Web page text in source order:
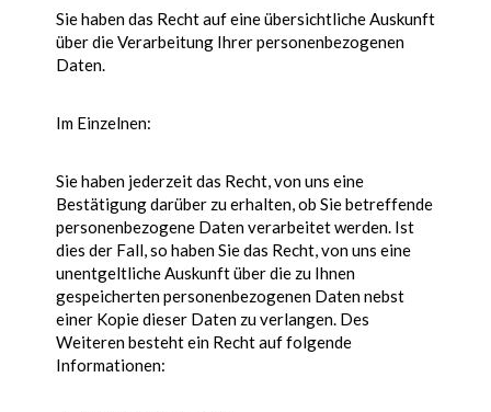
Sie haben das Recht auf eine übersichtliche Auskunft
über die Verarbeitung Ihrer personenbezogenen
Daten.
Im Einzelnen:
Sie haben jederzeit das Recht, von uns eine
Bestätigung darüber zu erhalten, ob Sie betreffende
personenbezogene Daten verarbeitet werden. Ist
dies der Fall, so haben Sie das Recht, von uns eine
unentgeltliche Auskunft über die zu Ihnen
gespeicherten personenbezogenen Daten nebst
einer Kopie dieser Daten zu verlangen. Des
Weiteren besteht ein Recht auf folgende
Informationen: